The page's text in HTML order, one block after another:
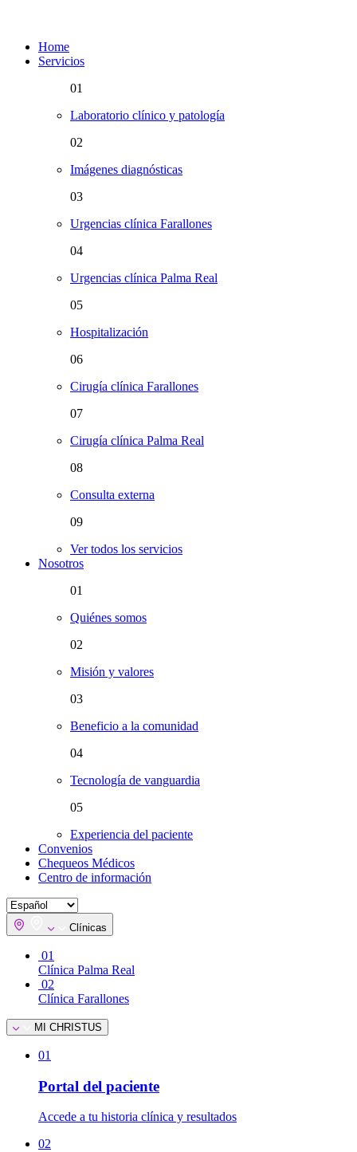
Home
Servicios
01
Laboratorio clínico y patología
02
Imágenes diagnósticas
03
Urgencias clínica Farallones
04
Urgencias clínica Palma Real
05
Hospitalización
06
Cirugía clínica Farallones
07
Cirugía clínica Palma Real
08
Consulta externa
09
Ver todos los servicios
Nosotros
01
Quiénes somos
02
Misión y valores
03
Beneficio a la comunidad
04
Tecnología de vanguardia
05
Experiencia del paciente
Convenios
Chequeos Médicos
Centro de información
Clínicas
01
Clínica Palma Real
02
Clínica Farallones
MI CHRISTUS
01
Portal del paciente
Accede a tu historia clínica y resultados
02